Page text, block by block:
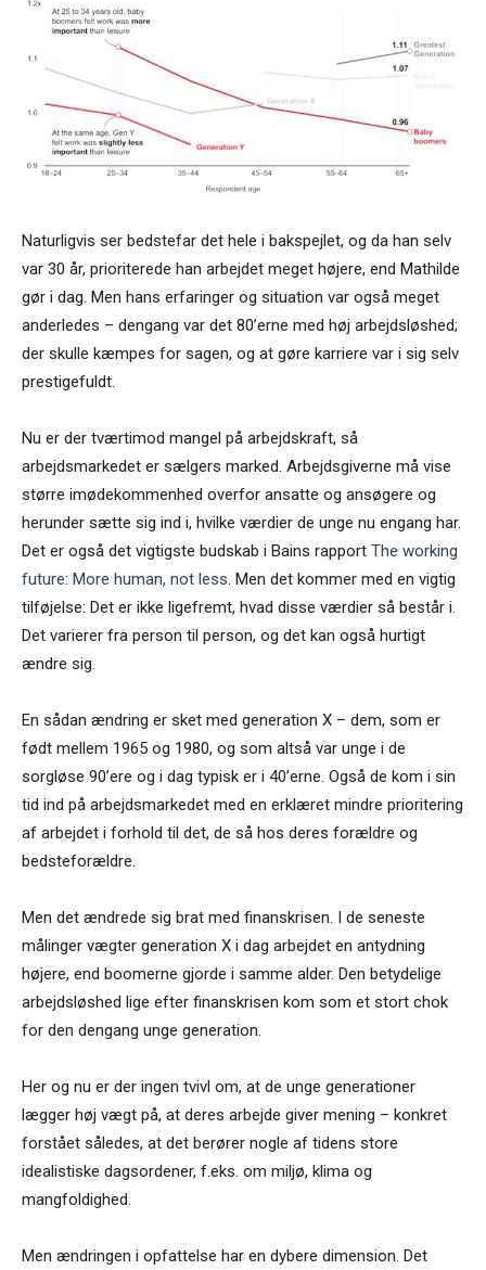
Naturligvis ser bedstefar det hele i bakspejlet, og da han selv
var 30 år, prioriterede han arbejdet meget højere, end Mathilde
gør i dag. Men hans erfaringer og situation var også meget
anderledes – dengang var det 80’erne med høj arbejdsløshed;
der skulle kæmpes for sagen, og at gøre karriere var i sig selv
prestigefuldt.
Nu er der tværtimod mangel på arbejdskraft, så
arbejdsmarkedet er sælgers marked. Arbejdsgiverne må vise
større imødekommenhed overfor ansatte og ansøgere og
herunder sætte sig ind i, hvilke værdier de unge nu engang har.
Det er også det vigtigste budskab i Bains rapport The working
future: More human, not less. Men det kommer med en vigtig
tilføjelse: Det er ikke ligefremt, hvad disse værdier så består i.
Det varierer fra person til person, og det kan også hurtigt
ændre sig.
En sådan ændring er sket med generation X – dem, som er
født mellem 1965 og 1980, og som altså var unge i de
sorgløse 90’ere og i dag typisk er i 40’erne. Også de kom i sin
tid ind på arbejdsmarkedet med en erklæret mindre prioritering
af arbejdet i forhold til det, de så hos deres forældre og
bedsteforældre.
Men det ændrede sig brat med finanskrisen. I de seneste
målinger vægter generation X i dag arbejdet en antydning
højere, end boomerne gjorde i samme alder. Den betydelige
arbejdsløshed lige efter finanskrisen kom som et stort chok
for den dengang unge generation.
Her og nu er der ingen tvivl om, at de unge generationer
lægger høj vægt på, at deres arbejde giver mening – konkret
forstået således, at det berører nogle af tidens store
idealistiske dagsordener, f.eks. om miljø, klima og
mangfoldighed.
Men ændringen i opfattelse har en dybere dimension. Det